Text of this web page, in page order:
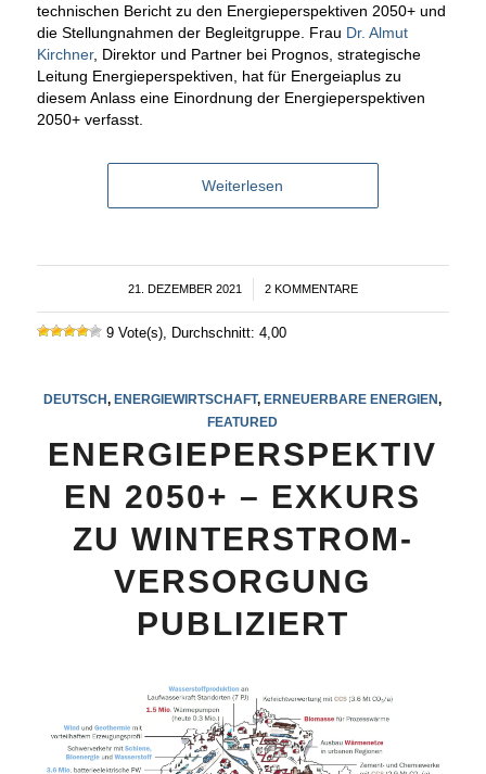
technischen Bericht zu den Energieperspektiven 2050+ und
die Stellungnahmen der Begleitgruppe. Frau Dr. Almut
Kirchner, Direktor und Partner bei Prognos, strategische
Leitung Energieperspektiven, hat für Energeiaplus zu
diesem Anlass eine Einordnung der Energieperspektiven
2050+ verfasst.
Weiterlesen
21. DEZEMBER 2021
/ 2 KOMMENTARE
9 Vote(s), Durchschnitt: 4,00
DEUTSCH,ENERGIEWIRTSCHAFT,ERNEUERBARE ENERGIEN,
FEATURED
ENERGIEPERSPEKTIV
EN 2050+ – EXKURS
ZU WINTERSTROM-
VERSORGUNG
PUBLIZIERT